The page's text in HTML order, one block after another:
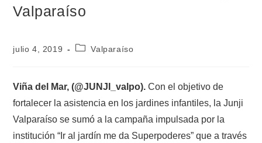
Valparaíso
julio 4, 2019 Valparaíso
Viña del Mar, (@JUNJI_valpo). Con el objetivo de
fortalecer la asistencia en los jardines infantiles, la Junji
Valparaíso se sumó a la campaña impulsada por la
institución “Ir al jardín me da Superpoderes” que a través